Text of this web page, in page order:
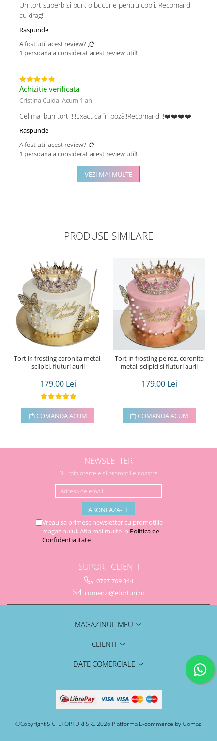
Un tort superb si bun, o bucurie pentru copii. Recomand
cu drag!
Raspunde
A fost util acest review?
1 persoana a considerat acest review util!
Achizitie verificata
Cristina Culda,Acum 1 an
Cel mai bun tort !!!!Exact ca în poză!!Recomand !!❤️❤️❤️❤️
Raspunde
A fost util acest review?
1 persoana a considerat acest review util!
VEZI MAI MULTE
PRODUSE SIMILARE
Tort in frosting coronita metal,
sclipici, fluturi aurii
179,00 Lei
COMANDA ACUM
Tort in frosting pe roz, coronita
metal, sclipici si fluturi aurii
179,00 Lei
COMANDA ACUM
NEWSLETTER
Nu rata ofertele si promotiile noastre
Vreau sa primesc newsletter cu promotiile
magazinului. Afla mai multe in Politica de
Confidentialitate
SUPORT CLIENTI
0727 709 344
comenzi@etorturi.ro
MAGAZINUL MEU
CLIENTI
DATE COMERCIALE
©Copyright S.C. ETORTURI SRL 2026 Platforma E-commerce by Gomag